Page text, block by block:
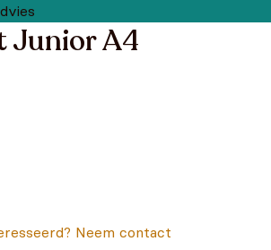
Junior A4
Neem contact